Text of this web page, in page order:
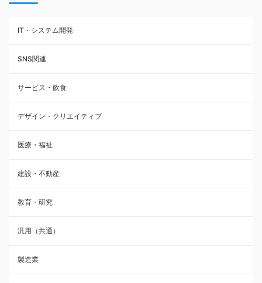
IT・システム開発
SNS関連
サービス・飲食
デザイン・クリエイティブ
医療・福祉
建設・不動産
教育・研究
汎用（共通）
製造業